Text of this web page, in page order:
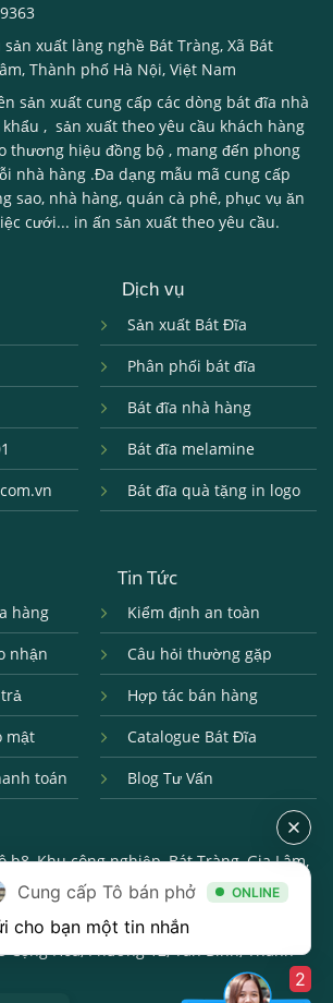
sản xuất làng nghề Bát Tràng, Xã Bát
Thành phố Hà Nội, Việt Nam
sản xuất cung cấp các dòng bát đĩa nhà
, sản xuất theo yêu cầu khách hàng
thương hiệu đồng bộ , mang đến phong
nhà hàng .Đa dạng mẫu mã cung cấp
sao, nhà hàng, quán cà phê, phục vụ ăn
cưới... in ấn sản xuất theo yêu cầu.
Dịch vụ
Sản xuất Bát Đĩa
Phân phối bát đĩa
Bát đĩa nhà hàng
Bát đĩa melamine
Bát đĩa quà tặng in logo
hàng
nhận
mật
toán
Tin Tức
Kiểm định an toàn
Câu hỏi thường gặp
Hợp tác bán hàng
Catalogue Bát Đĩa
Blog Tư Vấn
b8, Khu công nghiệp, Bát Tràng, Gia Lâm,
Đường 2/9, Hải châu, Đà Nẵng, 550000
Cộng Hòa, Phường 12, Tân Bình, Thành
Cung cấp Tô bán phở ONLINE
cho bạn một tin nhắn
2